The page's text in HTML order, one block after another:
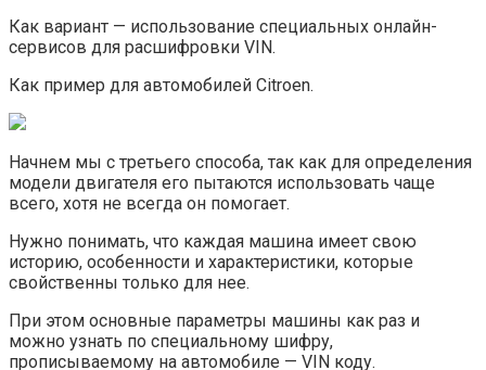
Как вариант — использование специальных онлайн-
сервисов для расшифровки VIN.
Как пример для автомобилей Citroen.
Начнем мы с третьего способа, так как для определения
модели двигателя его пытаются использовать чаще
всего, хотя не всегда он помогает.
Нужно понимать, что каждая машина имеет свою
историю, особенности и характеристики, которые
свойственны только для нее.
При этом основные параметры машины как раз и
можно узнать по специальному шифру,
прописываемому на автомобиле — VIN коду.